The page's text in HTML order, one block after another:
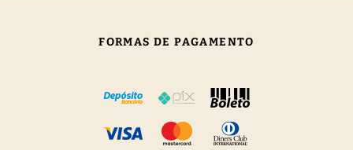
FORMAS DE PAGAMENTO